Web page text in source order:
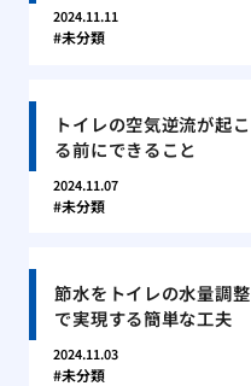
2024.11.11
未分類
トイレの空気逆流が起こ
る前にできること
2024.11.07
未分類
節水をトイレの水量調整
で実現する簡単な工夫
2024.11.03
未分類